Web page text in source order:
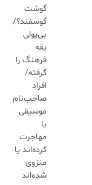
گوشت
گوسفند؟/
بی‌پولی
یقه
فرهنگ را
گرفته/
افراد
صاحب‌نام
موسیقی
یا
مهاجرت
کرده‌اند یا
منزوی
شده‌اند